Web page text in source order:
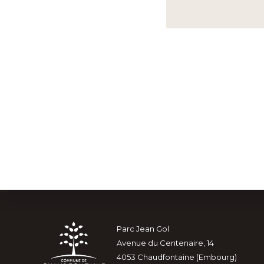
Explore
more
Footer
Parc Jean Gol
Avenue du Centenaire, 14
4053 Chaudfontaine (Embourg)